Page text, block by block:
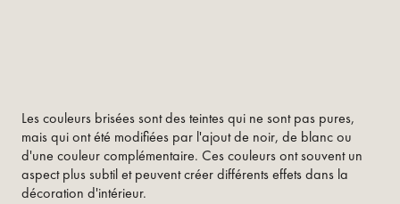
Les couleurs brisées sont des teintes qui ne sont pas pures,
mais qui ont été modifiées par l'ajout de noir, de blanc ou
d'une couleur complémentaire. Ces couleurs ont souvent un
aspect plus subtil et peuvent créer différents effets dans la
décoration d'intérieur.